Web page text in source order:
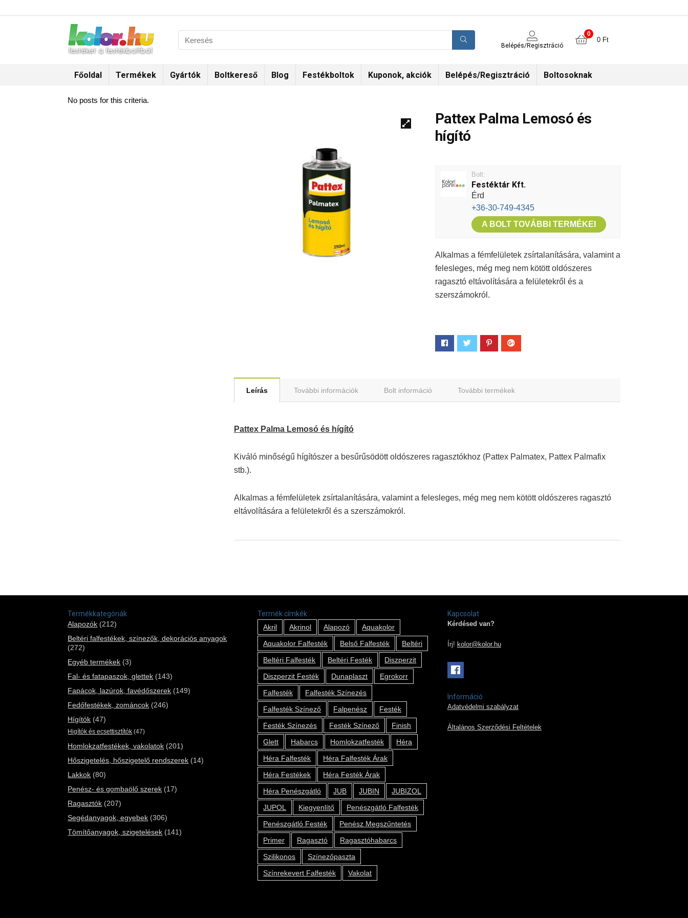
Belépés/Regisztráció
0
0 Ft
Főoldal Termékek Gyártók Boltkereső Blog Festékboltok Kuponok, akciók Belépés/Regisztráció Boltosoknak
Pattex Palma Lemosó és
hígító
Bolt:
Festéktár Kft.
Érd
+36-30-749-4345
A BOLT TOVÁBBI TERMÉKEI
Alkalmas a fémfelületek zsírtalanítására, valamint a
felesleges, még meg nem kötött oldószeres
ragasztó eltávolítására a felületekről és a
szerszámokról.
Leírás További információk Bolt információ További termékek
Pattex Palma Lemosó és hígító
Kiváló minőségű hígítószer a besűrűsödött oldószeres ragasztókhoz (Pattex Palmatex, Pattex Palmafix
stb.).
Alkalmas a fémfelületek zsírtalanítására, valamint a felesleges, még meg nem kötött oldószeres ragasztó
eltávolítására a felületekről és a szerszámokról.
No posts for this criteria.
Termékkategóriák
Alapozók (212)
Beltéri falfestékek, színezők, dekorációs anyagok
(272)
Egyéb termékek (3)
Fal- és fatapaszok, glettek (143)
Fapácok, lazúrok, favédőszerek (149)
Fedőfestékek, zománcok (246)
Hígítók (47)
Higítók és ecsettisztítók (47)
Homlokzatfestékek, vakolatok (201)
Hőszigetelés, hőszigetelő rendszerek (14)
Lakkok (80)
Penész- és gombaölő szerek (17)
Ragasztók (207)
Segédanyagok, egyebek (306)
Tömítőanyagok, szigetelések (141)
Termék címkék
Akril
Akrinol Alapozó
Aquakolor
Aquakolor Falfesték
Belső Falfesték
Beltéri
Beltéri Falfesték
Beltéri Festék
Diszperzit
Diszperzit Festék
Dunaplaszt
Egrokorr
Falfesték
Falfesték Színezés
Falfesték Színező
Falpenész
Festék
Festék Színezés
Festék Színező
Finish
Glett
Habarcs Homlokzatfesték
Héra
Héra Falfesték
Héra Falfesték Árak
Héra Festékek
Héra Festék Árak
Héra Penészgátló
JUB JUBIN
JUBIZOL
JUPOL
Kiegyenlítő
Penészgátló Falfesték
Penészgátló Festék
Penész Megszűntetés
Primer
Ragasztó
Ragasztóhabarcs
Szilikonos
Színezőpaszta
Színrekevert Falfesték
Vakolat
Kapcsolat
Kérdésed van?
Írj! kolor@kolor.hu
Információ
Adatvédelmi szabályzat
Általános Szerződési Feltételek